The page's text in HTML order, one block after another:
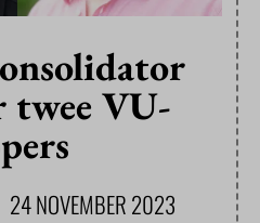
twee VU-
24 NOVEMBER 2023